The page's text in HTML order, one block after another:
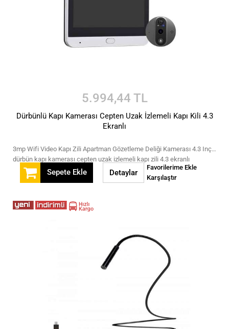
5.994,44 TL
Dürbünlü Kapı Kamerası Cepten Uzak İzlemeli Kapı Kili 4.3
Ekranlı
3mp Wifi Video Kapı Zili Apartman Gözetleme Deliği Kamerası 4.3 Inç Ekran Ömrü/app 1080P Pır Hareket Algılama Alarmlı Kamera Iki Yönlü Kapı Zili
dürbün kapı kamerası cepten uzak izlemeli kapı zili 4.3 ekranlı
Sepete Ekle Detaylar
Favorilerime Ekle
Karşılaştır